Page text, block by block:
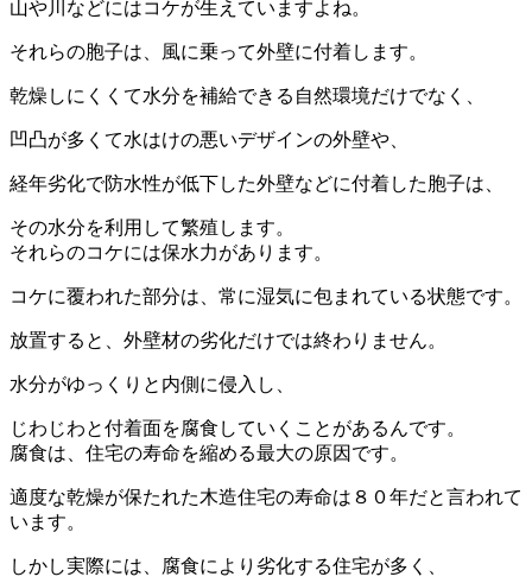
山や川などにはコケが生えていますよね。
それらの胞子は、風に乗って外壁に付着します。
乾燥しにくくて水分を補給できる自然環境だけでなく、
凹凸が多くて水はけの悪いデザインの外壁や、
経年劣化で防水性が低下した外壁などに付着した胞子は、
その水分を利用して繁殖します。
それらのコケには保水力があります。
コケに覆われた部分は、常に湿気に包まれている状態です。
放置すると、外壁材の劣化だけでは終わりません。
水分がゆっくりと内側に侵入し、
じわじわと付着面を腐食していくことがあるんです。
腐食は、住宅の寿命を縮める最大の原因です。
適度な乾燥が保たれた木造住宅の寿命は８０年だと言われて
います。
しかし実際には、腐食により劣化する住宅が多く、